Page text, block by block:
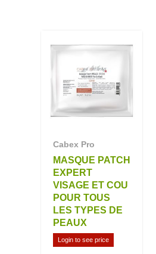
Cabex Pro
MASQUE PATCH
EXPERT
VISAGE ET COU
POUR TOUS
LES TYPES DE
PEAUX
Login to see price